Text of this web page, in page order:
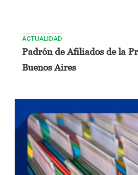
ACTUALIDAD
Padrón de Afiliados de la
Buenos Aires